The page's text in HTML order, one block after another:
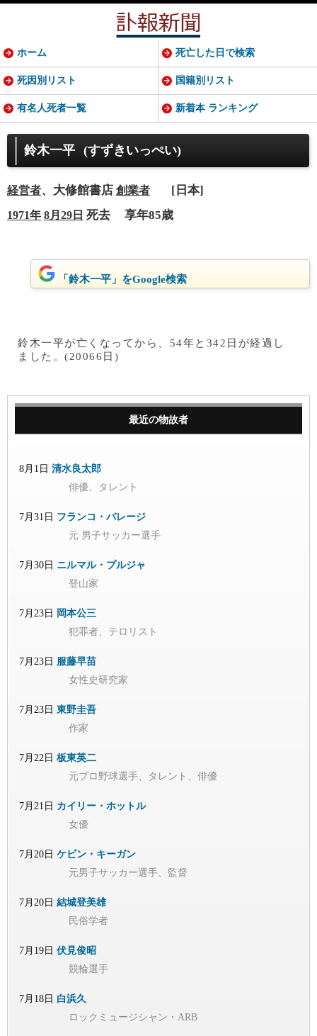
鈴木一平 (すずきいっぺい)
経営者、大修館書店 創業者 [日本]
1971年 8月29日 死去 享年85歳
「鈴木一平」をGoogle検索
鈴木一平が亡くなってから、54年と342日が経過し
ました。(20066日)
ホーム 死亡した日で検索
死因別リスト 国籍別リスト
有名人死者一覧 新着本 ランキング
最近の物故者
8月1日 清水良太郎
俳優、タレント
7月31日 フランコ・バレージ
元 男子サッカー選手
7月30日 ニルマル・プルジャ
登山家
7月23日 岡本公三
犯罪者、テロリスト
7月23日 服藤早苗
女性史研究家
7月23日 東野圭吾
作家
7月22日 板東英二
元プロ野球選手、タレント、俳優
7月21日 カイリー・ホットル
女優
7月20日 ケビン・キーガン
元男子サッカー選手、監督
7月20日 結城登美雄
民俗学者
7月19日 伏見俊昭
競輪選手
7月18日 白浜久
ロックミュージシャン・ARB